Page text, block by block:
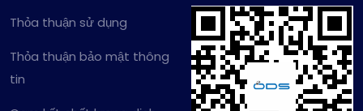
Thỏa thuận sử dụng
Thỏa thuận bảo mật thông
tin